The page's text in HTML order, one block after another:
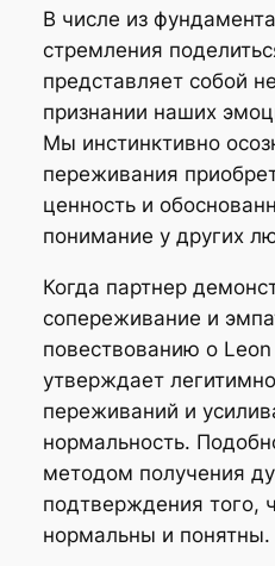
В числе из
стремления
представляет собой
признании наших
Мы инстинктивно
переживания
ценность и
понимание у других
Когда партнер
сопереживание и
повествованию о Leon
утверждает
переживаний и
нормальность.
методом получения
подтверждения того,
нормальны и понятны.